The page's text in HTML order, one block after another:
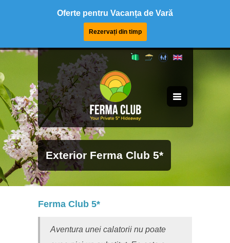
Exterior Ferma Club 5*
Ferma Club 5*
Aventura unei calatorii nu poate
Oferte pentru Vacanța de Vară
Rezervați din timp